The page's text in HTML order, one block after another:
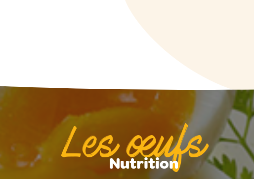
Les œufs
Nutrition